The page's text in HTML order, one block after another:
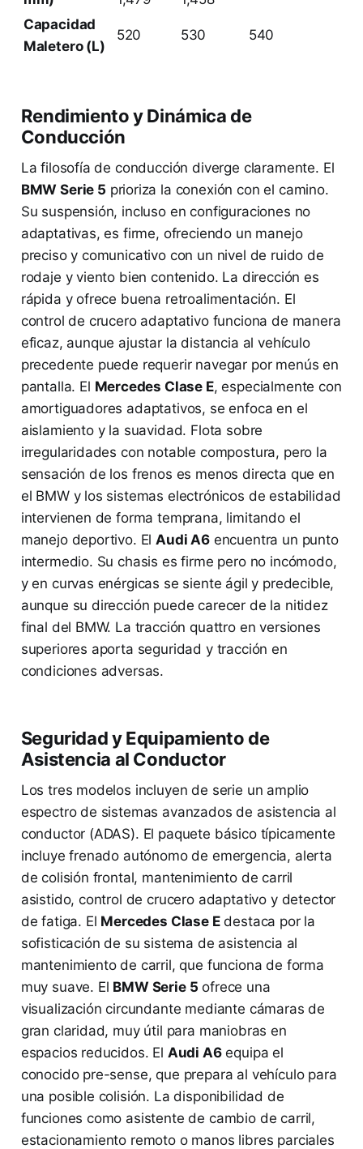
Capacidad
Maletero (L)
520 530 540
Rendimiento y Dinámica de
Conducción
La filosofía de conducción diverge claramente. El
BMW Serie 5 prioriza la conexión con el camino.
Su suspensión, incluso en configuraciones no
adaptativas, es firme, ofreciendo un manejo
preciso y comunicativo con un nivel de ruido de
rodaje y viento bien contenido. La dirección es
rápida y ofrece buena retroalimentación. El
control de crucero adaptativo funciona de manera
eficaz, aunque ajustar la distancia al vehículo
precedente puede requerir navegar por menús en
pantalla. El Mercedes Clase E, especialmente con
amortiguadores adaptativos, se enfoca en el
aislamiento y la suavidad. Flota sobre
irregularidades con notable compostura, pero la
sensación de los frenos es menos directa que en
el BMW y los sistemas electrónicos de estabilidad
intervienen de forma temprana, limitando el
manejo deportivo. El Audi A6encuentra un punto
intermedio. Su chasis es firme pero no incómodo,
y en curvas enérgicas se siente ágil y predecible,
aunque su dirección puede carecer de la nitidez
final del BMW. La tracción quattro en versiones
superiores aporta seguridad y tracción en
condiciones adversas.
Seguridad y Equipamiento de
Asistencia al Conductor
Los tres modelos incluyen de serie un amplio
espectro de sistemas avanzados de asistencia al
conductor (ADAS). El paquete básico típicamente
incluye frenado autónomo de emergencia, alerta
de colisión frontal, mantenimiento de carril
asistido, control de crucero adaptativo y detector
de fatiga. El Mercedes Clase Edestaca por la
sofisticación de su sistema de asistencia al
mantenimiento de carril, que funciona de forma
muy suave. El BMW Serie 5 ofrece una
visualización circundante mediante cámaras de
gran claridad, muy útil para maniobras en
espacios reducidos. El Audi A6equipa el
conocido pre-sense, que prepara al vehículo para
una posible colisión. La disponibilidad de
funciones como asistente de cambio de carril,
estacionamiento remoto o manos libres parciales